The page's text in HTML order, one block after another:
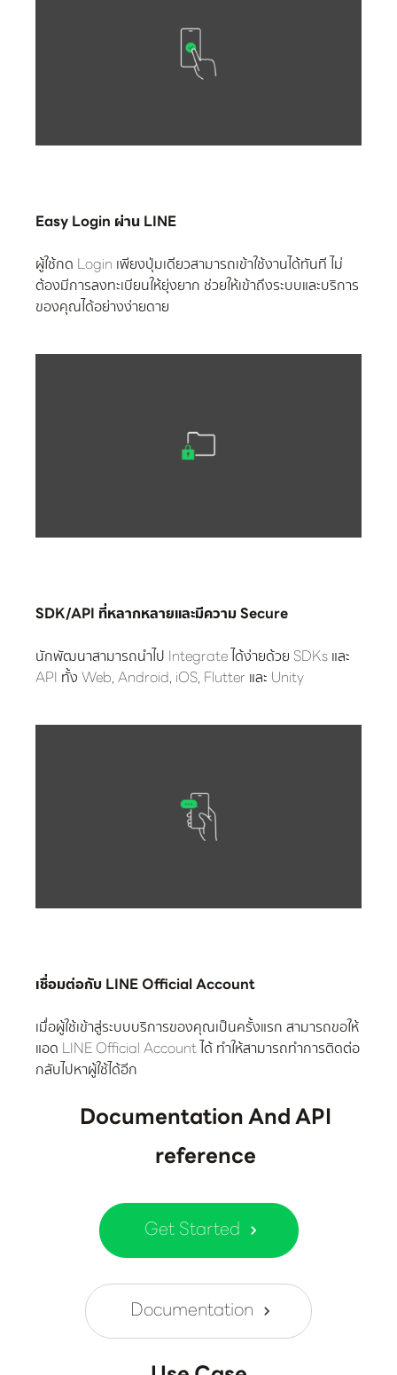
Easy Login ผ่าน LINE
ผู้ใช้กด Login เพียงปุ่มเดียวสามารถเข้าใช้งานได้ทันที ไม่
ต้องมีการลงทะเบียนให้ยุ่งยาก ช่วยให้เข้าถึงระบบและบริการ
ของคุณได้อย่างง่ายดาย
SDK/API ที่หลากหลายและมีความ Secure
นักพัฒนาสามารถนำไป Integrate ได้ง่ายด้วย SDKs และ
API ทั้ง Web, Android, iOS, Flutter และ Unity
เชื่อมต่อกับ LINE Official Account
เมื่อผู้ใช้เข้าสู่ระบบบริการของคุณเป็นครั้งแรก สามารถขอให้
แอด LINE Official Account ได้ ทำให้สามารถทำการติดต่อ
กลับไปหาผู้ใช้ได้อีก
Documentation And API
reference
Get Started
Documentation